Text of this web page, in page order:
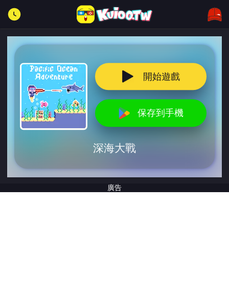
深海大戰
開始遊戲
保存到手機
廣告